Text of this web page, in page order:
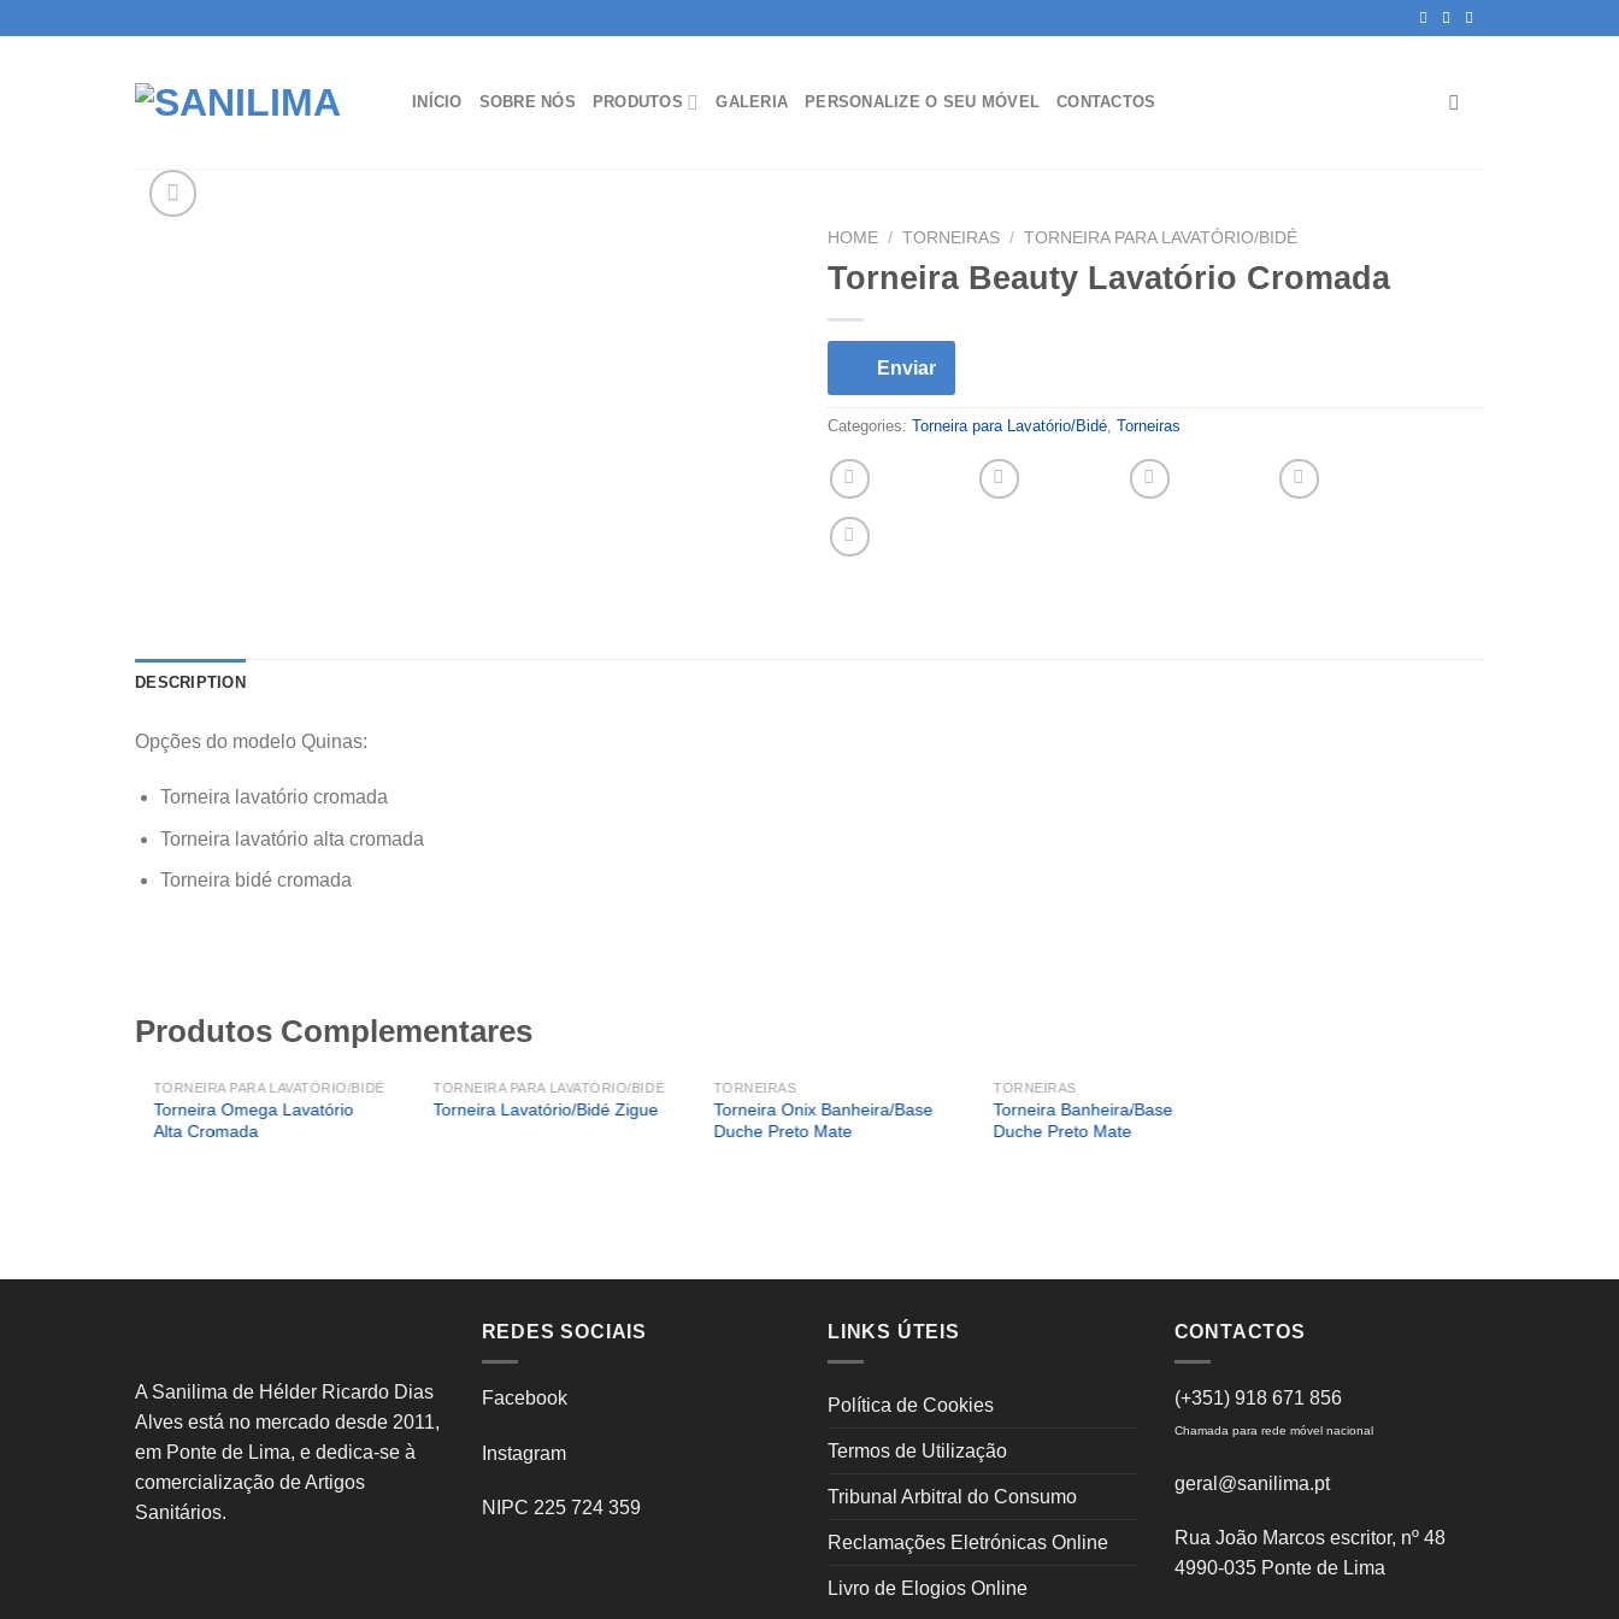
INÍCIO SOBRE NÓS PRODUTOS GALERIA PERSONALIZE O SEU MÓVEL CONTACTOS
HOME / TORNEIRAS / TORNEIRA PARA LAVATÓRIO/BIDÉ
Torneira Beauty Lavatório Cromada
Enviar
Categories: Torneira para Lavatório/Bidé Torneiras
DESCRIPTION
Opções do modelo Quinas:
Torneira lavatório cromada
Torneira lavatório alta cromada
Torneira bidé cromada
Produtos Complementares
TORNEIRA PARA LAVATÓRIO/BIDÉ
Torneira Omega Lavatório
Alta Cromada
TORNEIRA PARA LAVATÓRIO/BIDÉ
Torneira Lavatório/Bidé Zigue
TORNEIRAS
Torneira Onix Banheira/Base
Duche Preto Mate
TORNEIRAS
Torneira Banheira/Base
Duche Preto Mate
Torneira Omega Lavatório
Alta Cromada
A Sanilima de Hélder Ricardo Dias
Alves está no mercado desde 2011,
em Ponte de Lima, e dedica-se à
comercialização de Artigos
Sanitários.
REDES SOCIAIS
Facebook
Instagram
NIPC 225 724 359
LINKS ÚTEIS
Política de Cookies
Termos de Utilização
Tribunal Arbitral do Consumo
Reclamações Eletrónicas Online
Livro de Elogios Online
CONTACTOS
(+351) 918 671 856
Chamada para rede móvel nacional
geral@sanilima.pt
Rua João Marcos escritor, nº 48
4990-035 Ponte de Lima